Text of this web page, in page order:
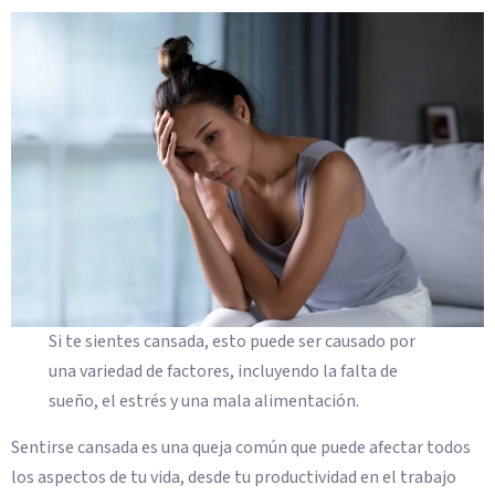
Si te sientes cansada, esto puede ser causado por
una variedad de factores, incluyendo la falta de
sueño, el estrés y una mala alimentación.
Sentirse cansada es una queja común que puede afectar todos
los aspectos de tu vida, desde tu productividad en el trabajo